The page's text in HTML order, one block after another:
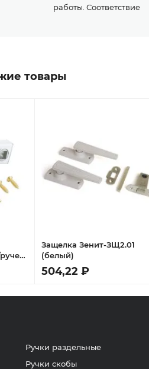
работы. Соответствие
товары
Защелка Зенит-ЗЩ2.01
(белый)
504,22 ₽
Ручки раздельные
Ручки скобы